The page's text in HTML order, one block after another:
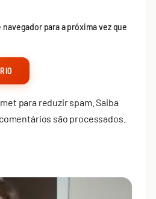
para a próxima vez que
para reduzir spam.Saiba
são processados